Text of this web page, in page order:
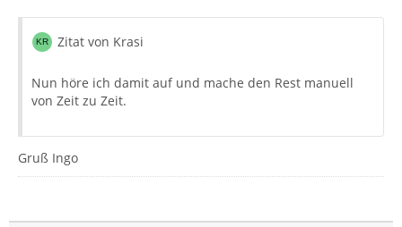
Zitat von Krasi
Nun höre ich damit auf und mache den Rest manuell
von Zeit zu Zeit.
Gruß Ingo